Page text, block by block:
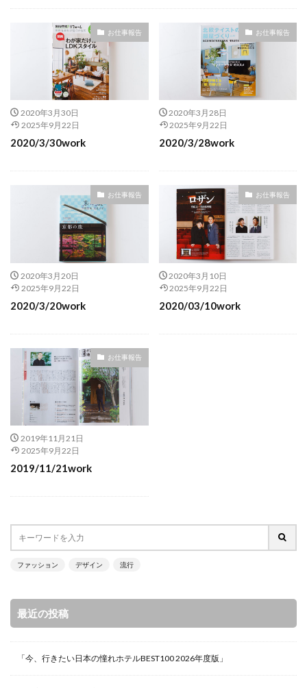
お仕事報告
2020年3月30日
2025年9月22日
2020/3/30work
お仕事報告
2020年3月28日
2025年9月22日
2020/3/28work
お仕事報告
2020年3月20日
2025年9月22日
2020/3/20work
お仕事報告
2020年3月10日
2025年9月22日
2020/03/10work
お仕事報告
2019年11月21日
2025年9月22日
2019/11/21work
ファッション デザイン 流行
最近の投稿
「今、行きたい日本の憧れホテルBEST100 2026年度版」